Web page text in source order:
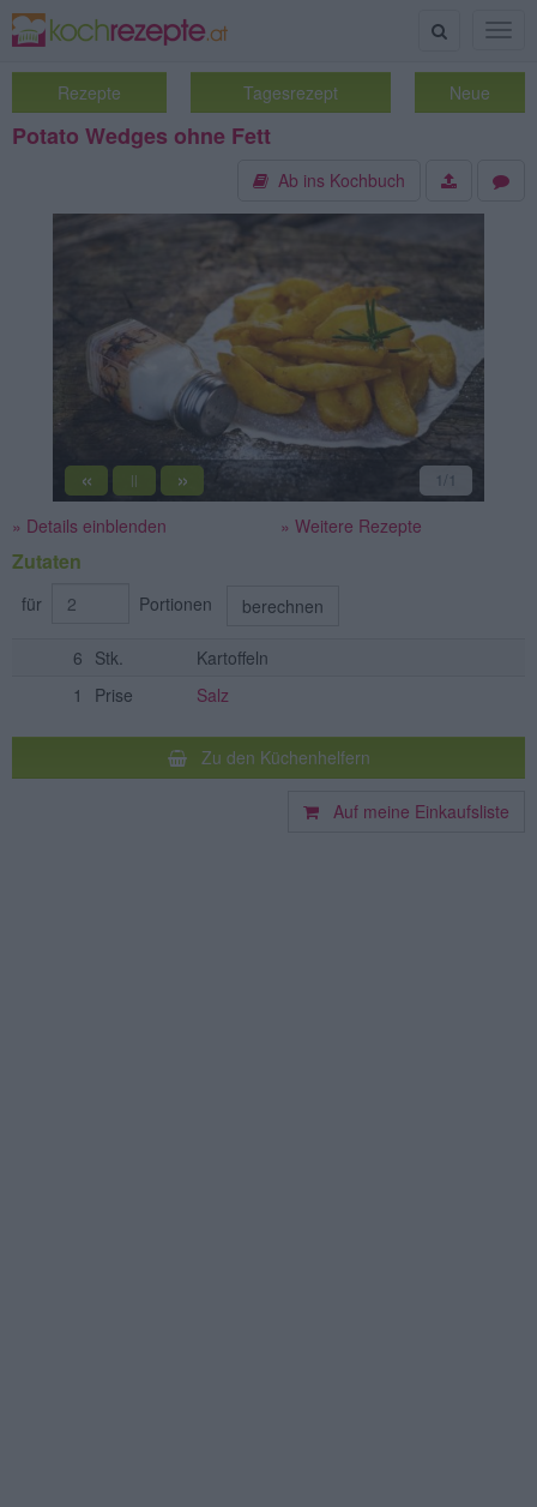
Suche
Rezepte Tagesrezept Neue
Potato Wedges ohne Fett
Ab ins Kochbuch
« || » 1 /1
» Details einblenden » Weitere Rezepte
Zutaten
für Portionen berechnen
6 Stk.
Kartoffeln
1
Prise Salz
Zu den Küchenhelfern
Auf meine Einkaufsliste